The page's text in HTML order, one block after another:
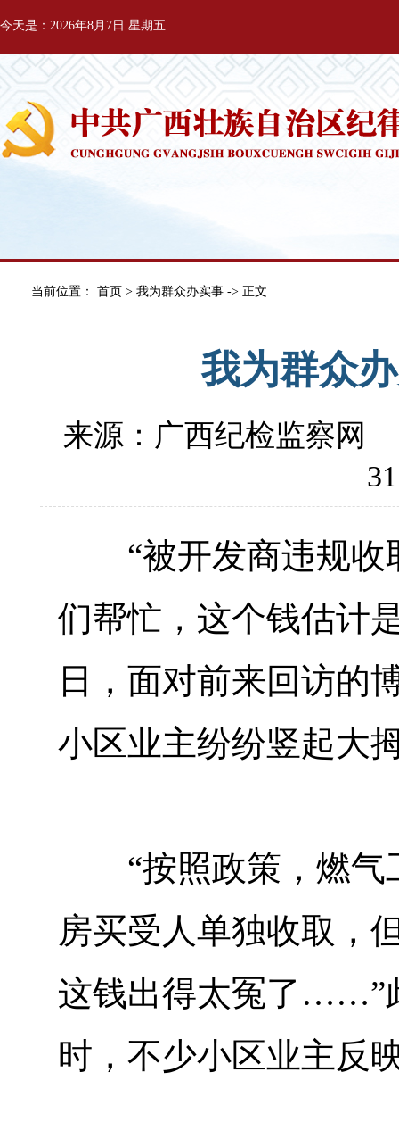
今天是：2026年8月7日 星期五
当前位置： 首页 > 我为群众办实事 -> 正文
我为群众
来源：广西纪检监察网
“被开发商违规收
们帮忙，这个钱估计
日，面对前来回访的
小区业主纷纷竖起大
“按照政策，燃气
房买受人单独收取，
这钱出得太冤了……”
时，不少小区业主反